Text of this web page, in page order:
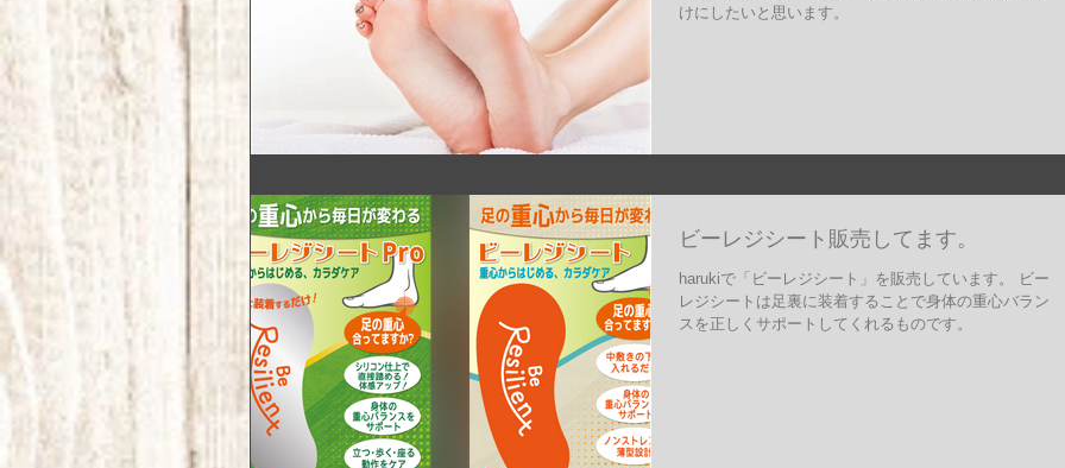
けにしたいと思います。
ビーレジシート販売してます。
harukiで「ビーレジシート」を販売しています。 ビー
レジシートは足裏に装着することで身体の重心バラン
スを正しくサポートしてくれるものです。